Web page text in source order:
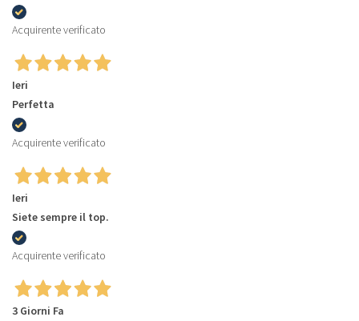
Acquirente verificato
Ieri
Perfetta
Acquirente verificato
Ieri
Siete sempre il top.
Acquirente verificato
3 Giorni Fa